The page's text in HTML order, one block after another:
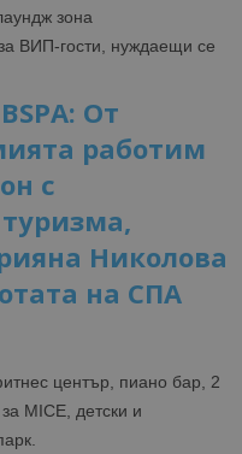
зона
ВИП-гости, нуждаещи се
От
работим
с
Николова
на СПА
център, пиано бар, 2
MICE, детски и